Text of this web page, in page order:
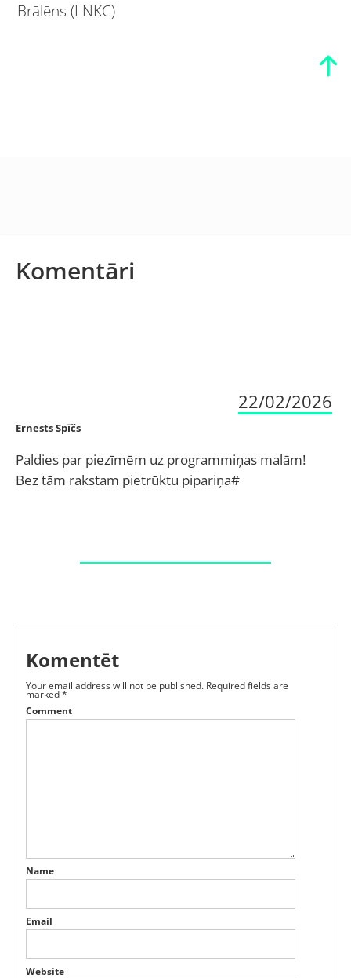
Brālēns (LNKC)
Komentāri
22/02/2026
Ernests Spīčs
Paldies par piezīmēm uz programmiņas malām!
Bez tām rakstam pietrūktu pipariņa#
Komentēt
Your email address will not be published. Required fields are
marked*
Comment
Name
Email
Website